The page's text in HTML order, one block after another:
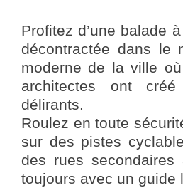
Profitez d’une balade
décontractée dans le
moderne de la ville
architectes ont
délirants.
Roulez en toute
sur des pistes
des rues
toujours avec un guide